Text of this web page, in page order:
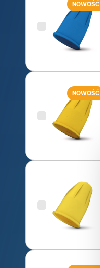
NOWOŚĆ
NOWOŚĆ